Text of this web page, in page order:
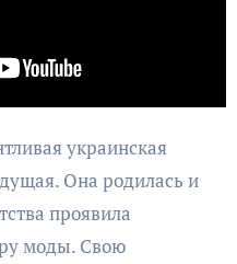
украинская
Она родилась и
проявила
моды. Свою